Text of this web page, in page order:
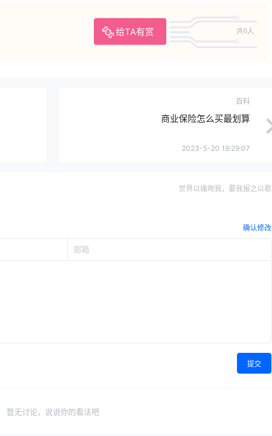
给TA有赏 共0人
百科
商业保险怎么买最划算
2023-5-20 19:29:07
世界以痛吻我，要我报之以歌
确认修改
提交
暂无讨论，说说你的看法吧